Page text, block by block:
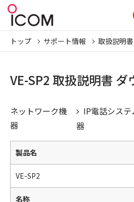
トップ サポート情報 取扱説明書
VE-SP2 取扱説明書 ダ
ネットワーク機
器
IP電話シス
器
製品名
VE-SP2
名称